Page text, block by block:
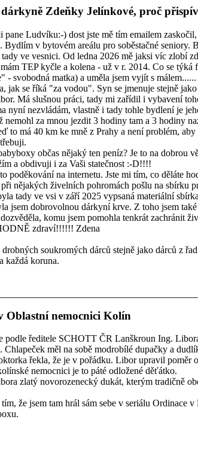
dárkyně Zdeňky Jelínkové, proč
Ludvíku:-) dost jste mě tím emailem
v bytovém areálu pro soběstačné seniory.
ve vesnici. Od ledna 2026 mě jaksi víc zlobí
TEP kyčle a kolena - už v r. 2014. Co se týká
- svobodná matka) a uměla jsem vyjít s
jak se říká "za vodou". Syn se jmenuje stejně
Má slušnou práci, tady mi zařídil i vybavení
nyní nezvládám, vlastně i tady tohle bydlení je
nemohl za mnou jezdit 3 hodiny tam a 3 hodiny
to má 40 km ke mně z Prahy a není problém,
občas nějaký ten peníz? Je to na dobrou
a obdivuji i za Vaši statečnost :-D!!!!
poděkování na internetu. Jste mi tím, co děláte
při nějakých živelních pohromách pošlu na sbírku
tady ve vsi v září 2025 vypsaná materiální
jsem dobrovolnou dárkyní krve. Z toho jsem
komu jsem pomohla tenkrát zachránit
zdraví!!!!!! Zdena
soukromých dárců stejně jako dárců z
každá koruna.
Oblastní nemocnici Kolín
podle ředitele SCHOTT ČR Lanškroun Ing.
měl na sobě modrobílé dupačky a
řekla, že je v pořádku. Libor upravil poměr
nemocnici je to páté odložené děťátko.
zlatý novorozenecký dukát, kterým tradičně
že jsem tam hrál sám sebe v seriálu Ordinace v